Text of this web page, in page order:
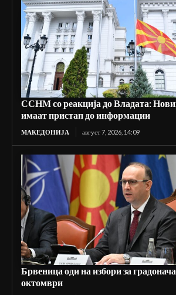
ССНМ со реакција до Владата:
имаат пристап до информации
МАКЕДОНИЈА август 7, 2026, 14:09
Брвеница оди на избори за
октомври